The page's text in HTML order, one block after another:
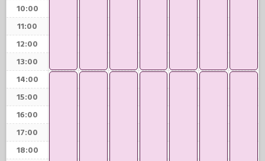
10:00
11:00
12:00
13:00
14:00
15:00
16:00
17:00
18:00